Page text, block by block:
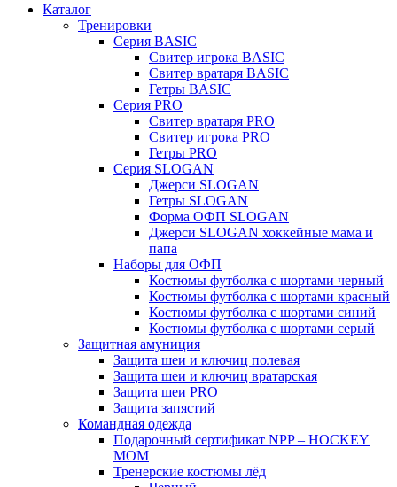
Каталог
Тренировки
Серия BASIC
Свитер игрока BASIC
Свитер вратаря BASIC
Гетры BASIC
Серия PRO
Свитер вратаря PRO
Свитер игрока PRO
Гетры PRO
Серия SLOGAN
Джерси SLOGAN
Гетры SLOGAN
Форма ОФП SLOGAN
Джерси SLOGAN хоккейные мама и
папа
Наборы для ОФП
Костюмы футболка с шортами черный
Костюмы футболка с шортами красный
Костюмы футболка с шортами синий
Костюмы футболка с шортами серый
Защитная амуниция
Защита шеи и ключиц полевая
Защита шеи и ключиц вратарская
Защита шеи PRO
Защита запястий
Командная одежда
Подарочный сертификат NPP – HOCKEY
MOM
Тренерские костюмы лёд